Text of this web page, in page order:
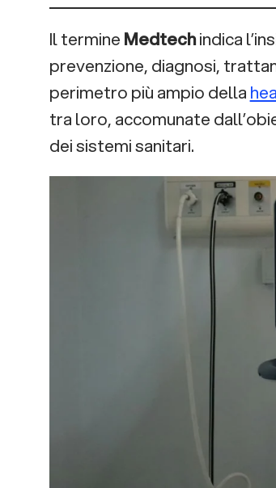
Il termine Medtechindica
prevenzione, diagnosi,
perimetro più ampio della
tra loro, accomunate
dei sistemi sanitari.